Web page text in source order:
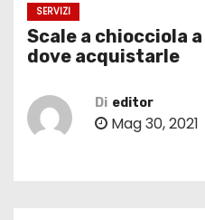
SERVIZI
Scale a chiocciola
dove acquistarle
Di editor
Mag 30, 2021